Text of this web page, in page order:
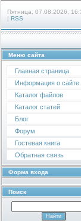
Пятница, 07.08.2026,
| RSS
Меню сайта
Главная страница
Информация о сайте
Каталог файлов
Каталог статей
Блог
Форум
Гостевая книга
Обратная связь
Форма входа
Поиск